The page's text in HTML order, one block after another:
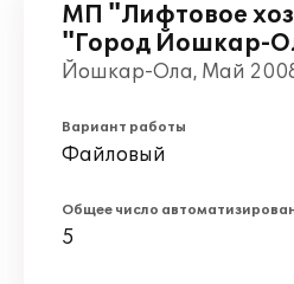
МП "Лифтовое
"Город Йошкар-
Йошкар-Ола, Май
Вариант работы
Файловый
Общее число
5